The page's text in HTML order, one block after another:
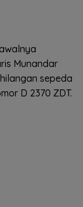
Munandar
sepeda
D 2370 ZDT.